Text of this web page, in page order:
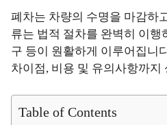
폐차는 차량의 수명을 마감하
류는 법적 절차를 완벽히 이행
구 등이 원활하게 이루어집니
차이점, 비용 및 유의사항까지
Table of Contents